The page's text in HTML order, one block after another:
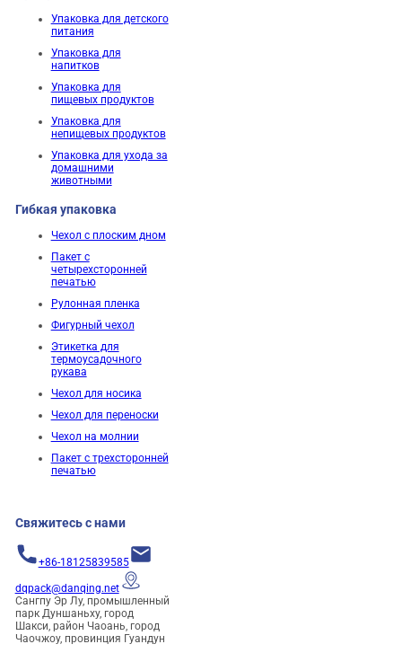
Упаковка для детского
питания
Упаковка для
напитков
Упаковка для
пищевых продуктов
Упаковка для
непищевых продуктов
Упаковка для ухода за
домашними
животными
Гибкая упаковка
Чехол с плоским дном
Пакет с
четырехсторонней
печатью
Рулонная пленка
Фигурный чехол
Этикетка для
термоусадочного
рукава
Чехол для носика
Чехол для переноски
Чехол на молнии
Пакет с трехсторонней
печатью
Свяжитесь с нами
+86-18125839585
dqpack@danqing.net
Сангпу Эр Лу, промышленный
парк Дуншаньху, город
Шакси, район Чаоань, город
Чаочжоу, провинция Гуандун